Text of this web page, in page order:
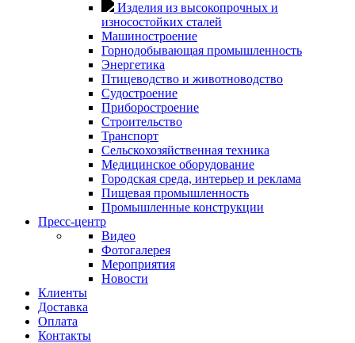
Изделия из высокопрочных и
износостойких сталей
Машиностроение
Горнодобывающая промышленность
Энергетика
Птицеводство и животноводство
Судостроение
Приборостроение
Строительство
Транспорт
Сельскохозяйственная техника
Медицинское оборудование
Городская среда, интерьер и реклама
Пищевая промышленность
Промышленные конструкции
Пресс-центр
Видео
Фотогалерея
Мероприятия
Новости
Клиенты
Доставка
Оплата
Контакты